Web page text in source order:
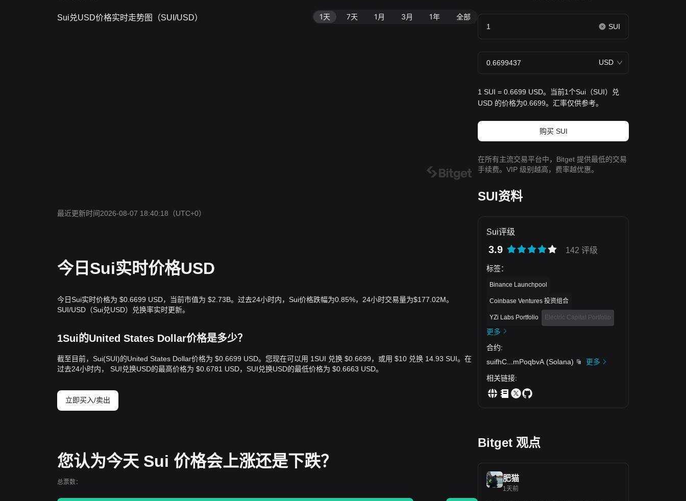
Sui兑USD价格实时走势图（SUI/USD） 1天 7天 1月 3月 1年 全部
最近更新时间2026-08-07 18:40:18 （UTC+0）
今日Sui实时价格USD
今日Sui实时价格为 $0.6699 USD，当前市值为 $2.73B。过去24小时内，Sui价格跌幅为0.85%，24小时交易量为$177.02M。
SUI/USD（Sui兑USD）兑换率实时更新。
1Sui的United States Dollar价格是多少？
截至目前，Sui(SUI)的United States Dollar价格为 $0.6699 USD。您现在可以用 1SUI 兑换 $0.6699，或用 $10 兑换 14.93 SUI。在
过去24小时内， SUI兑换USD的最高价格为 $0.6781 USD，SUI兑换USD的最低价格为 $0.6663 USD。
立即买入/卖出
您认为今天 Sui 价格会上涨还是下跌？
总票数：
SUI
USD
1 SUI = 0.6699 USD。当前1个Sui（SUI）兑
USD 的价格为0.6699。汇率仅供参考。
购买 SUI
在所有主流交易平台中，Bitget 提供最低的交易
手续费。VIP 级别越高，费率越优惠。
SUI资料
Sui评级
3.9 142 评级
标签：
Binance Launchpool
Coinbase Ventures 投资组合
YZi Labs Portfolio Electric Capital Portfolio
更多
合约:
suifhC
mPoqbvA (Solana)
更多
相关链接:
Bitget 观点
肥猫
1天前